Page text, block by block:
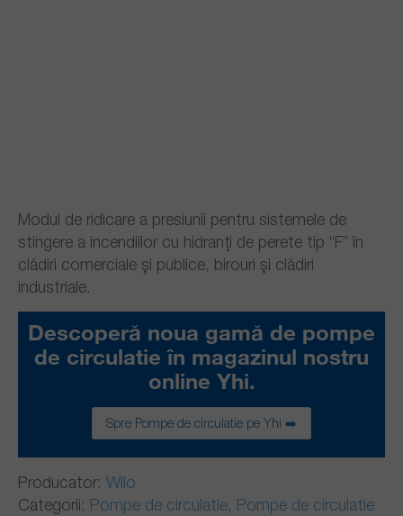
Modul de ridicare a presiunii pentru sistemele de
stingere a incendiilor cu hidranţi de perete tip “F” în
clădiri comerciale şi publice, birouri şi clădiri
industriale.
Descoperă noua gamă de pompe
de circulatie în magazinul nostru
online Yhi.
Spre Pompe de circulatie pe Yhi ➡️
Producator: Wilo
Categorii: Pompe de circulatie, Pompe de circulatie